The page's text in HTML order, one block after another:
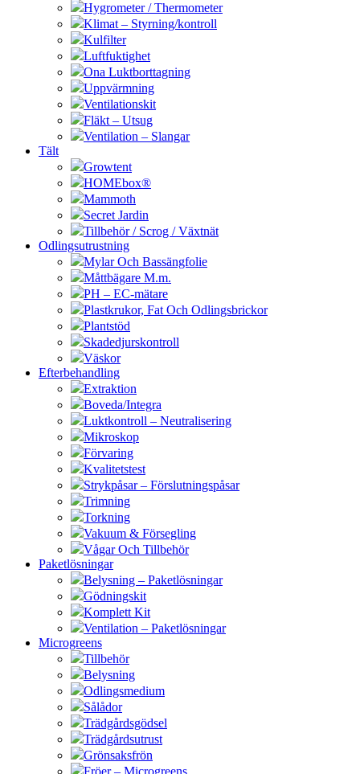
Hygrometer / Thermometer
Klimat – Styrning/kontroll
Kulfilter
Luftfuktighet
Ona Luktborttagning
Uppvärmning
Ventilationskit
Fläkt – Utsug
Ventilation – Slangar
Tält
Growtent
HOMEbox®
Mammoth
Secret Jardin
Tillbehör / Scrog / Växtnät
Odlingsutrustning
Mylar Och Bassängfolie
Måttbägare M.m.
PH – EC-mätare
Plastkrukor, Fat Och Odlingsbrickor
Plantstöd
Skadedjurskontroll
Väskor
Efterbehandling
Extraktion
Boveda/Integra
Luktkontroll – Neutralisering
Mikroskop
Förvaring
Kvalitetstest
Strykpåsar – Förslutningspåsar
Trimning
Torkning
Vakuum & Försegling
Vågar Och Tillbehör
Paketlösningar
Belysning – Paketlösningar
Gödningskit
Komplett Kit
Ventilation – Paketlösningar
Microgreens
Tillbehör
Belysning
Odlingsmedium
Sålådor
Trädgårdsgödsel
Trädgårdsutrust
Grönsaksfrön
Fröer – Microgreens